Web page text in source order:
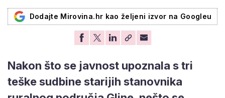
Dodajte Mirovina.hr kao željeni izvor na Googleu
Nakon što se javnost upoznala s tri
teške sudbine starijih stanovnika